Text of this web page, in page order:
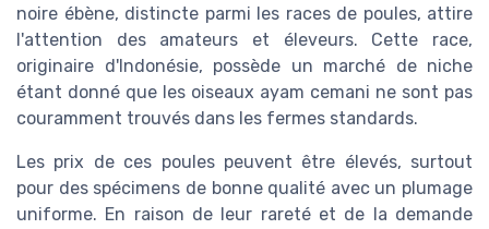
noire ébène, distincte parmi les races de poules, attire
l'attention des amateurs et éleveurs. Cette race,
originaire d'Indonésie, possède un marché de niche
étant donné que les oiseaux ayam cemani ne sont pas
couramment trouvés dans les fermes standards.
Les prix de ces poules peuvent être élevés, surtout
pour des spécimens de bonne qualité avec un plumage
uniforme. En raison de leur rareté et de la demande